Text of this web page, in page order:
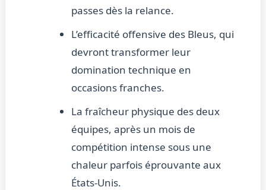
passes dès la relance.
L’efficacité offensive des Bleus, qui
devront transformer leur
domination technique en
occasions franches.
La fraîcheur physique des deux
équipes, après un mois de
compétition intense sous une
chaleur parfois éprouvante aux
États-Unis.